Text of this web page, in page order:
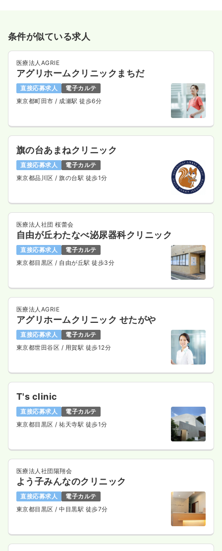
条件が似ている求人
医療法人AGRIE
アグリホームクリニックまちだ
直接応募求人
電子カルテ
東京都町田市/ 成瀬駅 徒歩6分
旗の台あまねクリニック
直接応募求人
電子カルテ
東京都品川区/ 旗の台駅 徒歩1分
医療法人社団 桜蕾会
自由が丘わたなべ泌尿器科クリニック
直接応募求人
電子カルテ
東京都目黒区/ 自由が丘駅 徒歩3分
医療法人AGRIE
アグリホームクリニック せたがや
直接応募求人
電子カルテ
東京都世田谷区 / 用賀駅 徒歩12分
T's clinic
直接応募求人
電子カルテ
東京都目黒区/ 祐天寺駅 徒歩1分
医療法人社団陽翔会
よう子みんなのクリニック
直接応募求人
電子カルテ
東京都目黒区/ 中目黒駅 徒歩7分